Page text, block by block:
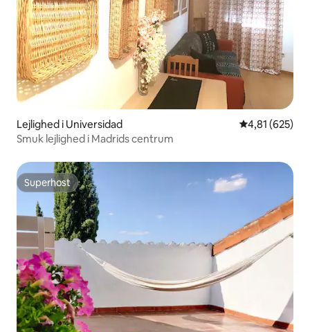
Lejlighed i Universidad 4,81 ud af 5 i
4,81 (625)
Smuk lejlighed i Madrids centrum
Superhost
Superhost